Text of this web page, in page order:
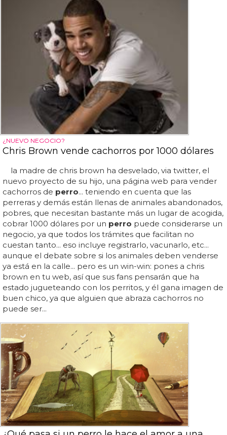
¿NUEVO NEGOCIO?
Chris Brown vende cachorros por 1000 dólares
la madre de chris brown ha desvelado, via twitter, el
nuevo proyecto de su hijo, una página web para vender
cachorros de perro... teniendo en cuenta que las
perreras y demás están llenas de animales abandonados,
pobres, que necesitan bastante más un lugar de acogida,
cobrar 1000 dólares por un perro puede considerarse un
negocio, ya que todos los trámites que facilitan no
cuestan tanto... eso incluye registrarlo, vacunarlo, etc...
aunque el debate sobre si los animales deben venderse
ya está en la calle... pero es un win-win: pones a chris
brown en tu web, así que sus fans pensarán que ha
estado jugueteando con los perritos, y él gana imagen de
buen chico, ya que alguien que abraza cachorros no
puede ser...